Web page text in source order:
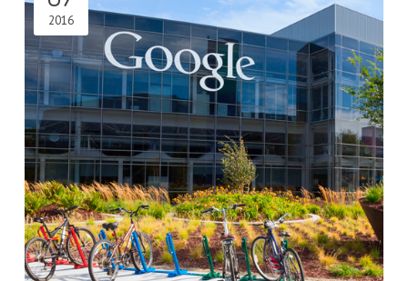
2016